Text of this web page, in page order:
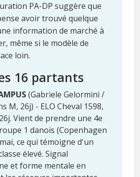
PA-DP suggère que
avoir trouvé quelque
information de marché à
même si le modèle de
loin.
16 partants
(Gabriele Gelormini /
M, 26j) - ELO Cheval 1598,
Vient de prendre une 4e
1 danois (Copenhagen
ce qui témoigne d'un
élevé. Signal
et forme mentale en